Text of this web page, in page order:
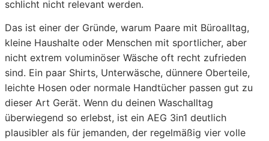
schlicht nicht relevant werden.
Das ist einer der Gründe, warum Paare mit Büroalltag,
kleine Haushalte oder Menschen mit sportlicher, aber
nicht extrem voluminöser Wäsche oft recht zufrieden
sind. Ein paar Shirts, Unterwäsche, dünnere Oberteile,
leichte Hosen oder normale Handtücher passen gut zu
dieser Art Gerät. Wenn du deinen Waschalltag
überwiegend so erlebst, ist ein AEG 3in1 deutlich
plausibler als für jemanden, der regelmäßig vier volle